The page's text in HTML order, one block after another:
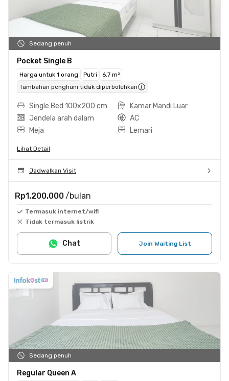
Sedang penuh
Pocket Single B
Harga untuk 1 orang Putri
6.7 m²
Tambahan penghuni tidak diperbolehkan
Single Bed 100x200 cm
Kamar Mandi Luar
Jendela arah dalam
AC
Meja
Lemari
Lihat Detail
Jadwalkan Visit
Rp1.200.000 /bulan
Termasuk internet/wifi
Tidak termasuk listrik
Join Waiting List
Chat
Sedang penuh
Regular Queen A